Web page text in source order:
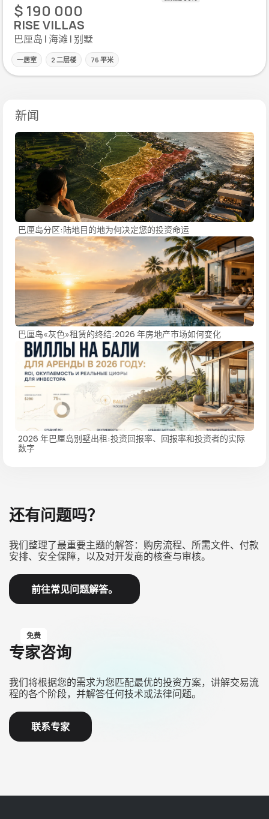
$ 190 000
RISE VILLAS
巴厘岛 | 海滩 | 别墅
一居室 2 二层楼 76 平米
新闻
巴厘岛分区:陆地目的地为何决定您的投资命运
巴厘岛«灰色»租赁的终结:2026 年房地产市场如何变化
2026 年巴厘岛别墅出租:投资回报率、回报率和投资者的实际
数字
还有问题吗？
我们整理了最重要主题的解答：购房流程、所需文件、付款
安排、安全保障，以及对开发商的核查与审核。
前往常见问题解答。
免费
专家咨询
我们将根据您的需求为您匹配最优的投资方案，讲解交易流
程的各个阶段，并解答任何技术或法律问题。
联系专家